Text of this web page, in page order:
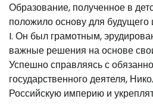
Образование, полученное в
положило основу для
I. Он был грамотным,
важные решения на основе
Успешно справляясь с
государственного деятеля,
Российскую империю и